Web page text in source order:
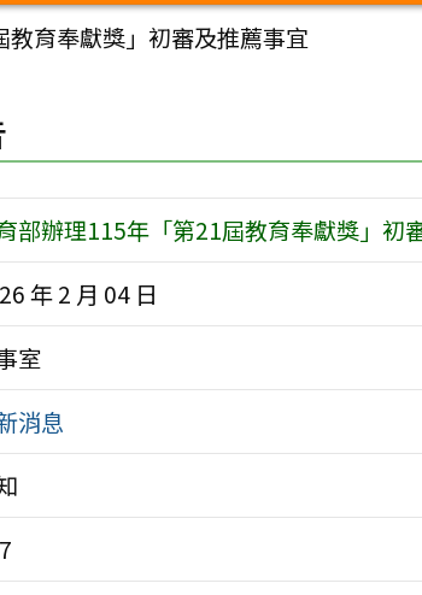
育奉獻獎」初審及推薦事宜
部辦理115年「第21屆教育奉獻獎」初
年 2 月 04 日
室
消息